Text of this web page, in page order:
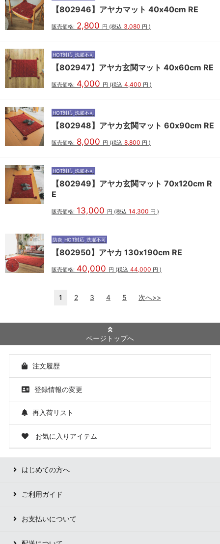
【802946】アヤカマット 40x40cm RE
販売価格: 2,800 円 (税込 3,080 円 )
HOT対応 洗濯不可
【802947】アヤカ玄関マット 40x60cm RE
販売価格: 4,000 円 (税込 4,400 円 )
HOT対応 洗濯不可
【802948】アヤカ玄関マット 60x90cm RE
販売価格: 8,000 円 (税込 8,800 円 )
HOT対応 洗濯不可
【802949】アヤカ玄関マット 70x120cm R
E
販売価格: 13,000 円 (税込 14,300 円 )
防炎 HOT対応 洗濯不可
【802950】アヤカ 130x190cm RE
販売価格: 40,000 円 (税込 44,000 円 )
1 2 3 4 5 次へ>>
ページトップへ
注文履歴
登録情報の変更
再入荷リスト
お気に入りアイテム
はじめての方へ
ご利用ガイド
お支払いについて